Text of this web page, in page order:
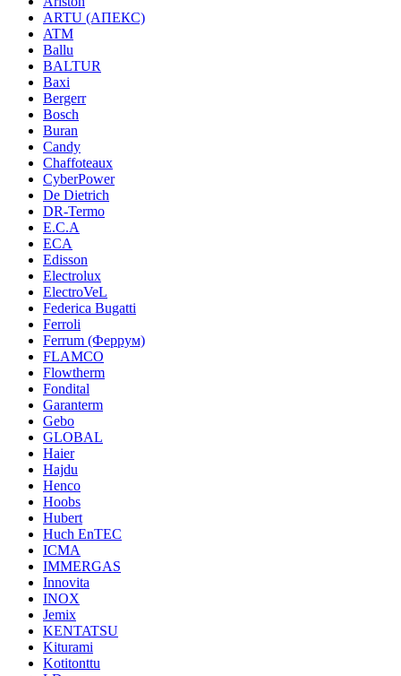
ARTU (АПЕКС)
ATM
Ballu
BALTUR
Baxi
Bergerr
Bosch
Buran
Candy
Chaffoteaux
CyberPower
De Dietrich
DR-Termo
E.C.A
ECA
Edisson
Electrolux
ElectroVeL
Federica Bugatti
Ferroli
Ferrum (Феррум)
FLAMCO
Flowtherm
Fondital
Garanterm
Gebo
GLOBAL
Haier
Hajdu
Henco
Hoobs
Hubert
Huch EnTEC
ICMA
IMMERGAS
Innovita
INOX
Jemix
KENTATSU
Kiturami
Kotitonttu